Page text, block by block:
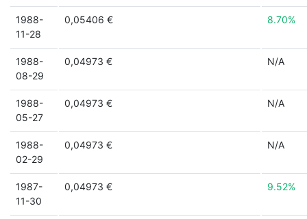
1988-
11-28
0,05406 € 8.70%
1988-
08-29
0,04973 € N/A
1988-
05-27
0,04973 € N/A
1988-
02-29
0,04973 € N/A
1987-
11-30
0,04973 € 9.52%